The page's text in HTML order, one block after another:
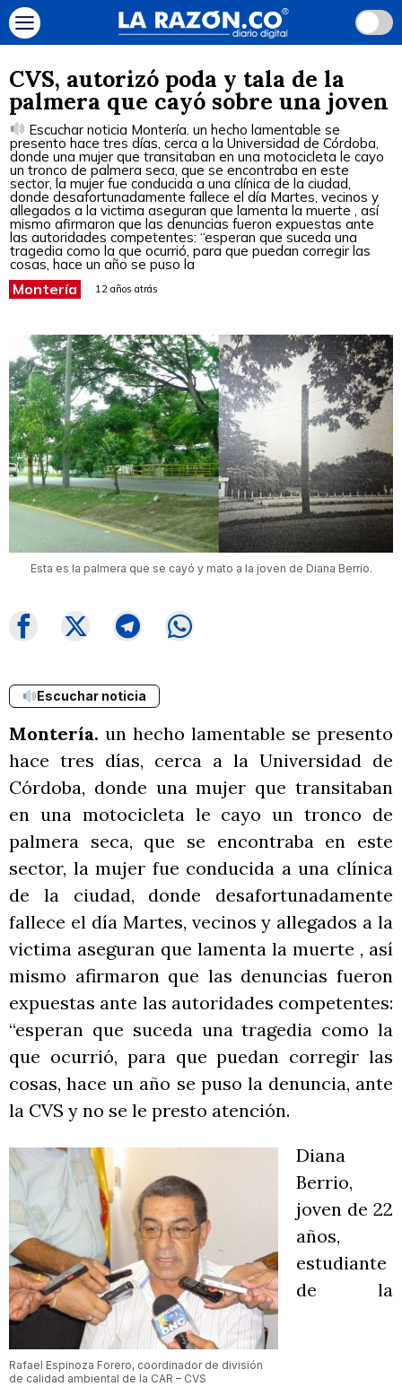
CVS, autorizó poda y tala de la
palmera que cayó sobre una joven
Escuchar noticia Montería. un hecho lamentable se
presento hace tres días, cerca a la Universidad de Córdoba,
donde una mujer que transitaban en una motocicleta le cayo
un tronco de palmera seca, que se encontraba en este
sector, la mujer fue conducida a una clínica de la ciudad,
donde desafortunadamente fallece el día Martes, vecinos y
allegados a la victima aseguran que lamenta la muerte , así
mismo afirmaron que las denuncias fueron expuestas ante
las autoridades competentes: “esperan que suceda una
tragedia como la que ocurrió, para que puedan corregir las
cosas, hace un año se puso la
Montería 12 años atrás
Esta es la palmera que se cayó y mato a la joven de Diana Berrio.
Escuchar noticia
Montería. un hecho lamentable se presento
hace tres días, cerca a la Universidad de
Córdoba, donde una mujer que transitaban
en una motocicleta le cayo un tronco de
palmera seca, que se encontraba en este
sector, la mujer fue conducida a una clínica
de la ciudad, donde desafortunadamente
fallece el día Martes, vecinos y allegados a la
victima aseguran que lamenta la muerte , así
mismo afirmaron que las denuncias fueron
expuestas ante las autoridades competentes:
“esperan que suceda una tragedia como la
que ocurrió, para que puedan corregir las
cosas, hace un año se puso la denuncia, ante
la CVS y no se le presto atención.
Rafael Espinoza Forero, coordinador de división
de calidad ambiental de la CAR – CVS
Diana
Berrio,
joven de 22
años,
estudiante
de la